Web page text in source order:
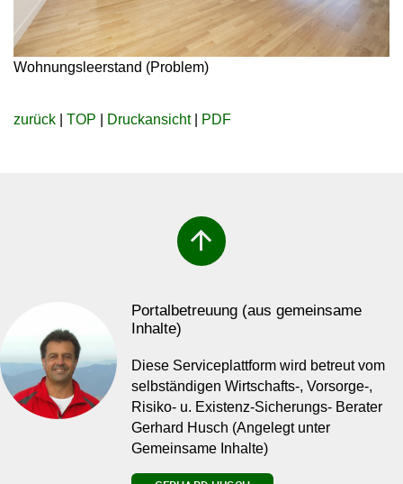
Wohnungsleerstand (Problem)
zurück TOP Druckansicht| PDF
arrow_upward
Portalbetreuung (aus gemeinsame
Inhalte)
Diese Serviceplattform wird betreut vom
selbständigen Wirtschafts-, Vorsorge-,
Risiko- u. Existenz-Sicherungs- Berater
Gerhard Husch (Angelegt unter
Gemeinsame Inhalte)